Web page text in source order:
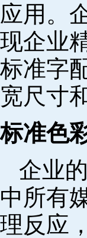
应用。
现企业
标准字
宽尺寸
标准色
企业
中所有
理反应